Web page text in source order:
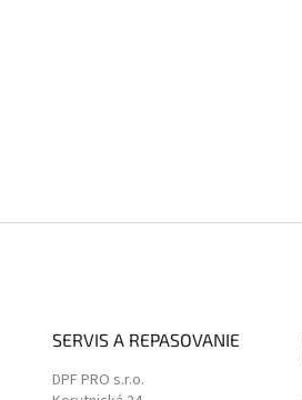
SERVIS A REPASOVANIE
DPF PRO s.r.o.